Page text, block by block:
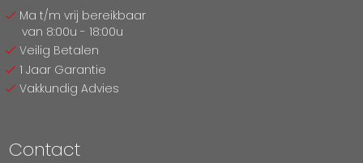
Ma t/m vrij bereikbaar
van 8:00u - 18:00u
Veilig Betalen
1 Jaar Garantie
Vakkundig Advies
Contact